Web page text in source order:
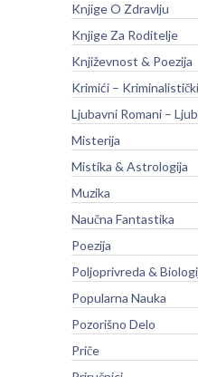
Knjige O Zdravlju
Knjige Za Roditelje
Književnost & Poezija
Krimići –
Ljubavni Romani –
Misterija
Mistika & Astrologija
Muzika
Naučna Fantastika
Poezija
Poljoprivreda &
Popularna Nauka
Pozorišno Delo
Priče